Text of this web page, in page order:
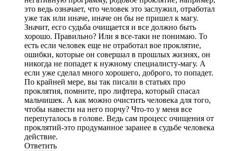
это ведь означает, что человек это заслужил, отработал
уже так или иначе, иначе он бы не пришел к магу.
Значит, есго судьба очищается и все должно быть
хорошо. Правильно? Или я все-таки не понимаю. То
есть если человек еще не отработал вое проклятие,
ошибки, которые он совершал в прошлых жизнях, он
никогда не попадет к нужному специалисту-магу. А
если уже сделал много хорошего, доброго, то попадет.
По крайней мере, вы так писали в статьях про
проклятия, помните, про лифтера, который спасал
мальчишек. А как можно очистить человека для того,
чтобы навести на него порчу? Что-то у меня все
перепуталось в голове. Ведь сам процесс очищения от
проклятий-это продуманное заранее в судьбе человека
действие.
Ответить